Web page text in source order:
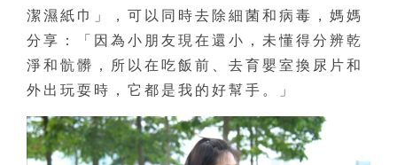
潔濕紙巾」，可以同時去除細菌和病毒，媽媽
分享：「因為小朋友現在還小，未懂得分辨乾
淨和骯髒，所以在吃飯前、去育嬰室換尿片和
外出玩耍時，它都是我的好幫手。」